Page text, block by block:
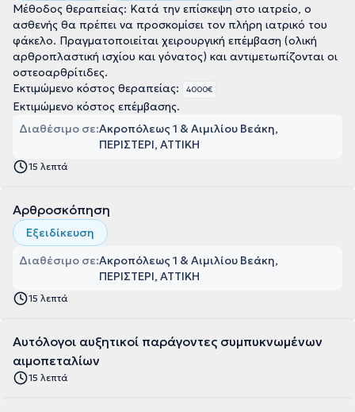
Μέθοδος θεραπείας: Κατά την επίσκεψη στο ιατρείο, ο
ασθενής θα πρέπει να προσκομίσει τον πλήρη ιατρικό του
φάκελο. Πραγματοποιείται χειρουργική επέμβαση (ολική
αρθροπλαστική ισχίου και γόνατος) και αντιμετωπίζονται οι
οστεοαρθρίτιδες.
Εκτιμώμενο κόστος θεραπείας:
4000€
Εκτιμώμενο κόστος επέμβασης.
Διαθέσιμο σε:Ακροπόλεως 1 & Αιμιλίου Βεάκη,
ΠΕΡΙΣΤΕΡΙ, ΑΤΤΙΚΗ
15 λεπτά
Αρθροσκόπηση
Εξειδίκευση
Διαθέσιμο σε:Ακροπόλεως 1 & Αιμιλίου Βεάκη,
ΠΕΡΙΣΤΕΡΙ, ΑΤΤΙΚΗ
15 λεπτά
Αυτόλογοι αυξητικοί παράγοντες συμπυκνωμένων
αιμοπεταλίων
15 λεπτά